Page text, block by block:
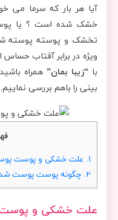
آیا هر بار که سرما می
خشک شده است ؟ یا
تخشک و پوسته پوسته
ویژه در برابر آفتاب
با“زیبا بمان” همراه
بینی را باهم بررسی نماییم.
1. علت خشکی و پوست
2. چگونه پوست پوست
علت خشکی و